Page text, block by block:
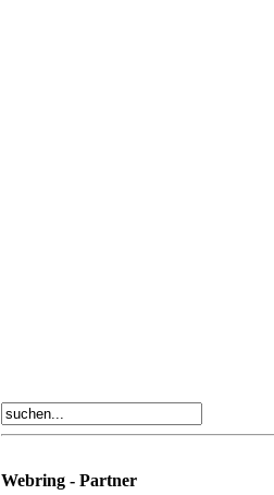
Webring - Partner